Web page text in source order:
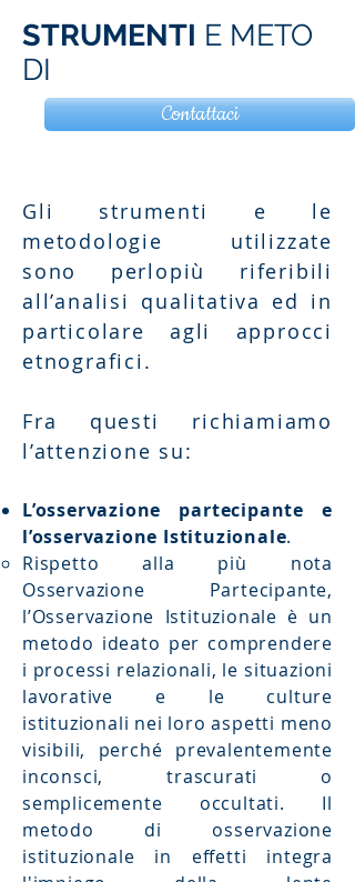
STRUMENTI E METO
DI
Contattaci
Gli strumenti e le
metodologie utilizzate
sono perlopiù riferibili
all’analisi qualitativa ed in
particolare agli approcci
etnografici.
Fra questi richiamiamo
l’attenzione su:
L’osservazione partecipante e
l’osservazione Istituzionale.
Rispetto alla più nota
Osservazione Partecipante,
l’Osservazione Istituzionale è un
metodo ideato per comprendere
i processi relazionali, le situazioni
lavorative e le culture
istituzionali nei loro aspetti meno
visibili, perché prevalentemente
inconsci, trascurati o
semplicemente occultati. Il
metodo di osservazione
istituzionale in effetti integra